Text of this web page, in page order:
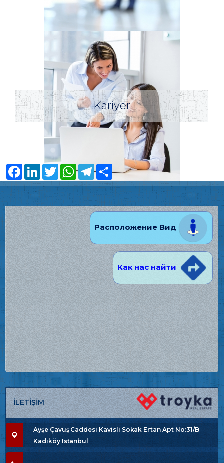
Kariyer
Расположение Вид
Как нас найти
İLETİŞİM
Ayşe Çavuş Caddesi Kavisli Sokak Ertan Apt No:31/B
Kadıköy Istanbul
FacebookLinkedInTwitter WhatsAppTelegramShare